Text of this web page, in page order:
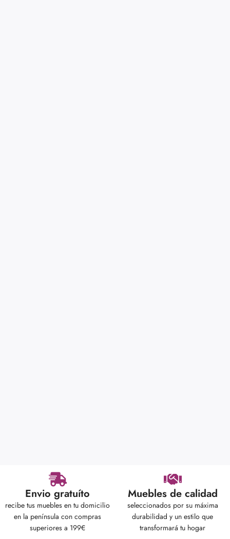
Envio gratuíto
recibe tus muebles en tu domicilio
en la península con compras
superiores a 199€
Muebles de calidad
seleccionados por su máxima
durabilidad y un estilo que
transformará tu hogar